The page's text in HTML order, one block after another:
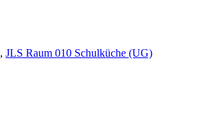
, JLS Raum 010 Schulküche (UG)